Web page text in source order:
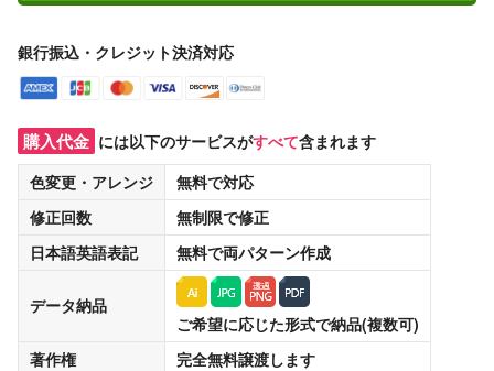
銀行振込・クレジット決済対応
購入代金 には以下のサービスがすべて含まれます
色変更・アレンジ
無料で対応
修正回数
無制限で修正
日本語英語表記
無料で両パターン作成
データ納品
ご希望に応じた形式で納品(複数可)
著作権
完全無料譲渡します